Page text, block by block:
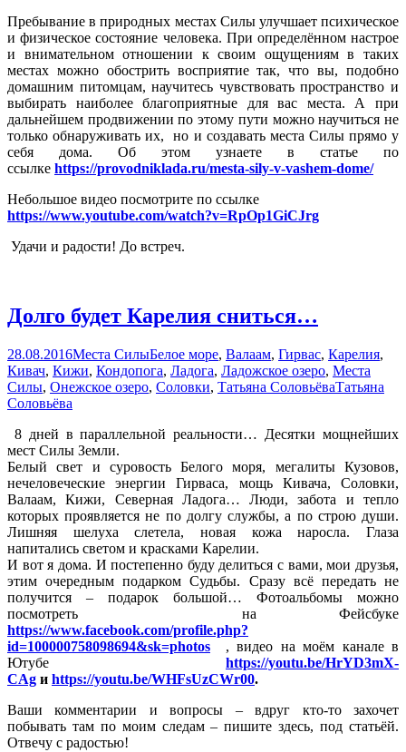
Пребывание в природных местах Силы улучшает психическое
и физическое состояние человека. При определённом настрое
и внимательном отношении к своим ощущениям в таких
местах можно обострить восприятие так, что вы, подобно
домашним питомцам, научитесь чувствовать пространство и
выбирать наиболее благоприятные для вас места. А при
дальнейшем продвижении по этому пути можно научиться не
только обнаруживать их, но и создавать места Силы прямо у
себя дома. Об этом узнаете в статье по
ссылке https://provodniklada.ru/mesta-sily-v-vashem-dome/
Небольшое видео посмотрите по ссылке
https://www.youtube.com/watch?v=RpOp1GiCJrg
Удачи и радости! До встреч.
Долго будет Карелия сниться…
28.08.2016Места СилыБелое море, Валаам, Гирвас, Карелия,
Кивач, Кижи, Кондопога, Ладога, Ладожское озеро, Места
Силы, Онежское озеро, Соловки, Татьяна СоловьёваТатьяна
Соловьёва
8 дней в параллельной реальности… Десятки мощнейших
мест Силы Земли.
Белый свет и суровость Белого моря, мегалиты Кузовов,
нечеловеческие энергии Гирваса, мощь Кивача, Соловки,
Валаам, Кижи, Северная Ладога… Люди, забота и тепло
которых проявляется не по долгу службы, а по строю души.
Лишняя шелуха слетела, новая кожа наросла. Глаза
напитались светом и красками Карелии.
И вот я дома. И постепенно буду делиться с вами, мои друзья,
этим очередным подарком Судьбы. Сразу всё передать не
получится – подарок большой… Фотоальбомы можно
посмотреть на Фейсбуке
https://www.facebook.com/profile.php?
id=100000758098694&sk=photos
, видео на моём канале в
Ютубе https://youtu.be/HrYD3mX-
CAg и https://youtu.be/WHFsUzCWr00.
Ваши комментарии и вопросы – вдруг кто-то захочет
побывать там по моим следам – пишите здесь, под статьёй.
Отвечу с радостью!